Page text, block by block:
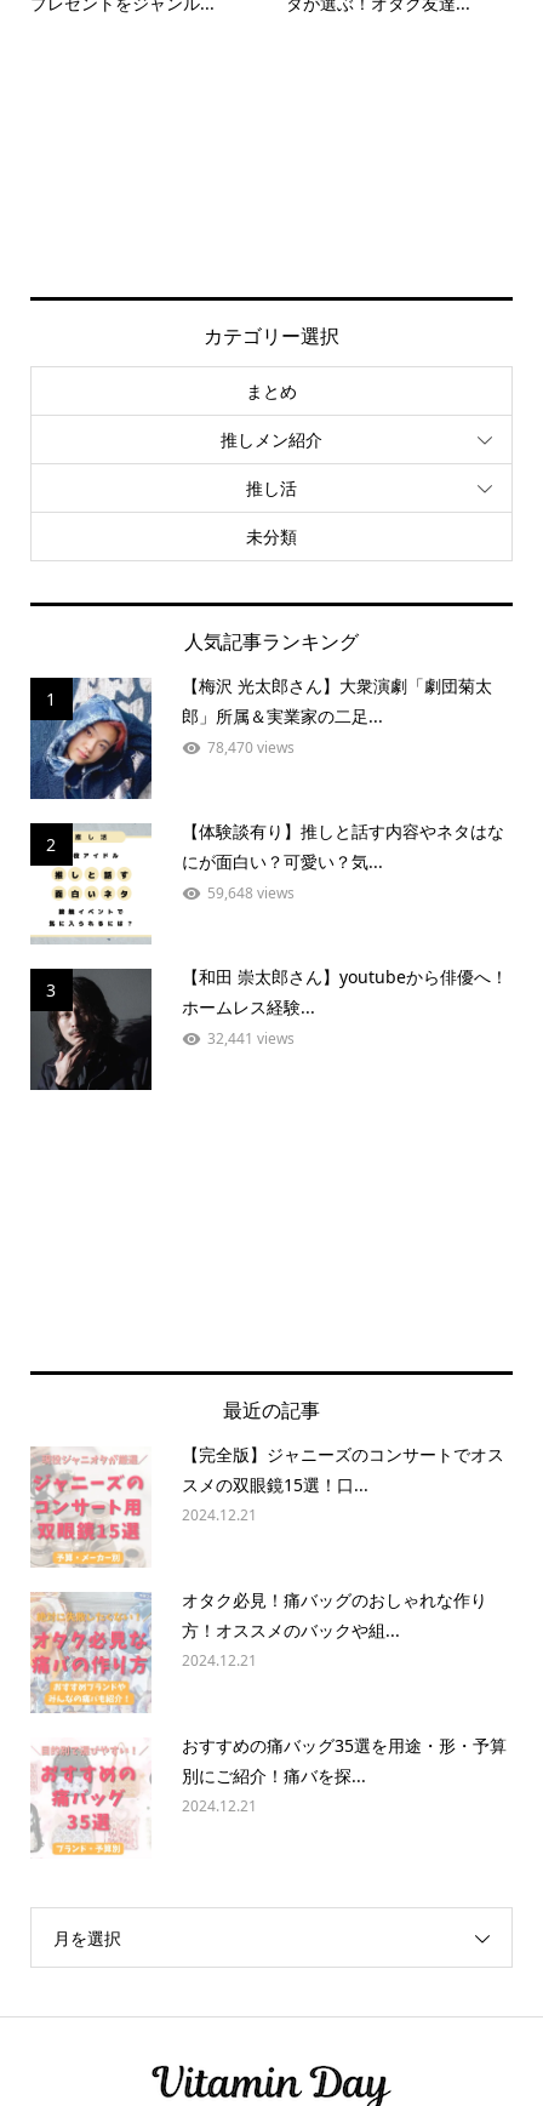
カテゴリー選択
まとめ
推しメン紹介
推し活
未分類
人気記事ランキング
1
【梅沢 光太郎さん】大衆演劇「劇団菊太
郎」所属＆実業家の二足...
78,470 views
2
【体験談有り】推しと話す内容やネタはな
にが面白い？可愛い？気...
59,648 views
3
【和田 崇太郎さん】youtubeから俳優へ！
ホームレス経験...
32,441 views
最近の記事
【完全版】ジャニーズのコンサートでオス
スメの双眼鏡15選！口...
2024.12.21
オタク必見！痛バッグのおしゃれな作り
方！オススメのバックや組...
2024.12.21
おすすめの痛バッグ35選を用途・形・予算
別にご紹介！痛バを探...
2024.12.21
月を選択